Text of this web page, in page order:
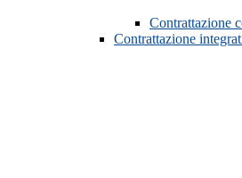
Contrattazione
Contrattazione